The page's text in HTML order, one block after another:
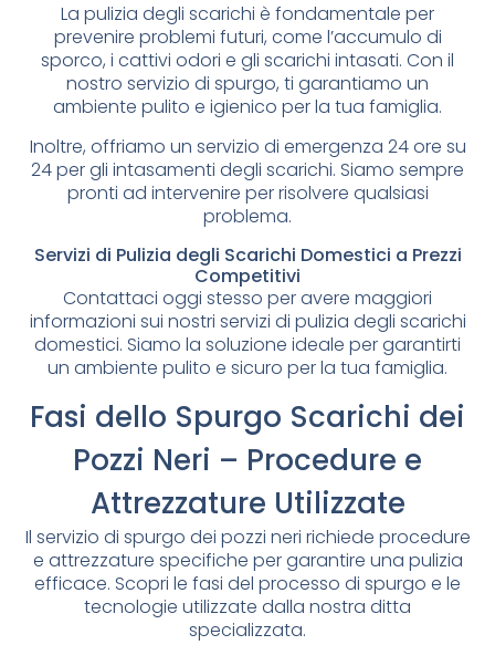
La pulizia degli scarichi è fondamentale per
prevenire problemi futuri, come l’accumulo di
sporco, i cattivi odori e gli scarichi intasati. Con il
nostro servizio di spurgo, ti garantiamo un
ambiente pulito e igienico per la tua famiglia.
Inoltre, offriamo un servizio di emergenza 24 ore su
24 per gli intasamenti degli scarichi. Siamo sempre
pronti ad intervenire per risolvere qualsiasi
problema.
Servizi di Pulizia degli Scarichi Domestici a Prezzi
Competitivi
Contattaci oggi stesso per avere maggiori
informazioni sui nostri servizi di pulizia degli scarichi
domestici. Siamo la soluzione ideale per garantirti
un ambiente pulito e sicuro per la tua famiglia.
Fasi dello Spurgo Scarichi dei
Pozzi Neri – Procedure e
Attrezzature Utilizzate
Il servizio di spurgo dei pozzi neri richiede procedure
e attrezzature specifiche per garantire una pulizia
efficace. Scopri le fasi del processo di spurgo e le
tecnologie utilizzate dalla nostra ditta
specializzata.